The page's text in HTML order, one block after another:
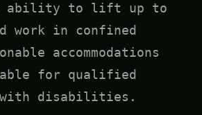
ability to lift up to
work in confined
accommodations
for qualified
disabilities.